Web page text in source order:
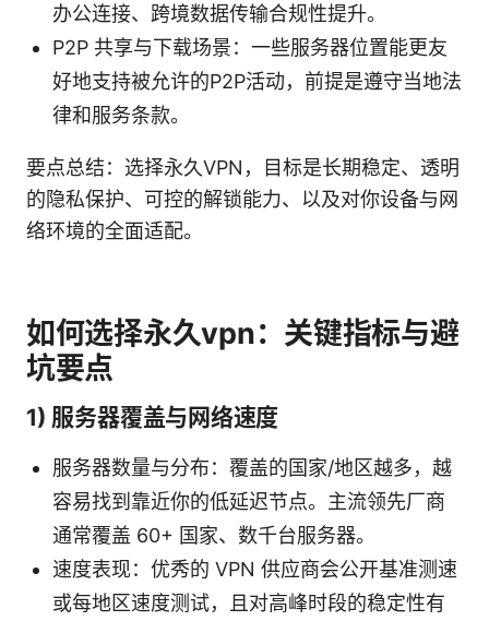
办公连接、跨境数据传输合规性提升。
P2P 共享与下载场景：一些服务器位置能更友
好地支持被允许的P2P活动，前提是遵守当地法
律和服务条款。
要点总结：选择永久VPN，目标是长期稳定、透明
的隐私保护、可控的解锁能力、以及对你设备与网
络环境的全面适配。
如何选择永久vpn：关键指标与避
坑要点
1) 服务器覆盖与网络速度
服务器数量与分布：覆盖的国家/地区越多，越
容易找到靠近你的低延迟节点。主流领先厂商
通常覆盖 60+ 国家、数千台服务器。
速度表现：优秀的 VPN 供应商会公开基准测速
或每地区速度测试，且对高峰时段的稳定性有